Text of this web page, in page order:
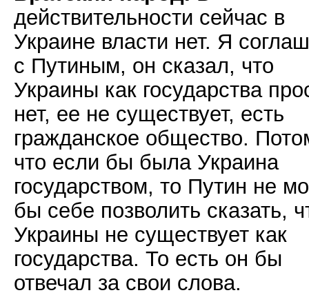
действительности сейчас в
Украине власти нет. Я
с Путиным, он сказал, что
Украины как государства
нет, ее не существует, есть
гражданское общество.
что если бы была Украина
государством, то Путин не
бы себе позволить сказать,
Украины не существует как
государства. То есть он бы
отвечал за свои слова.